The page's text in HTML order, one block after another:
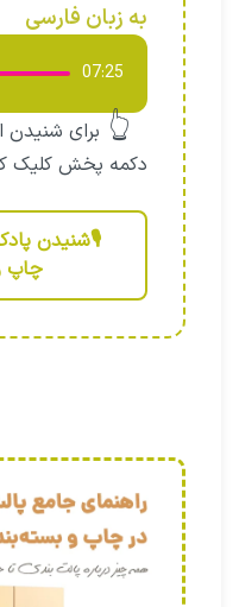
به زبان فارسی
پخش‌کننده
07:25
👆 برای
دکمه پخش کلیک
🎙️شنیدن
چاپ